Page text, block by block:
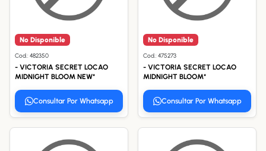
No Disponible
Cod.: 482350
- VICTORIA SECRET LOCAO
MIDNIGHT BLOOM NEW*
Consultar Por Whatsapp
No Disponible
Cod.: 475273
- VICTORIA SECRET LOCAO
MIDNIGHT BLOOM*
Consultar Por Whatsapp